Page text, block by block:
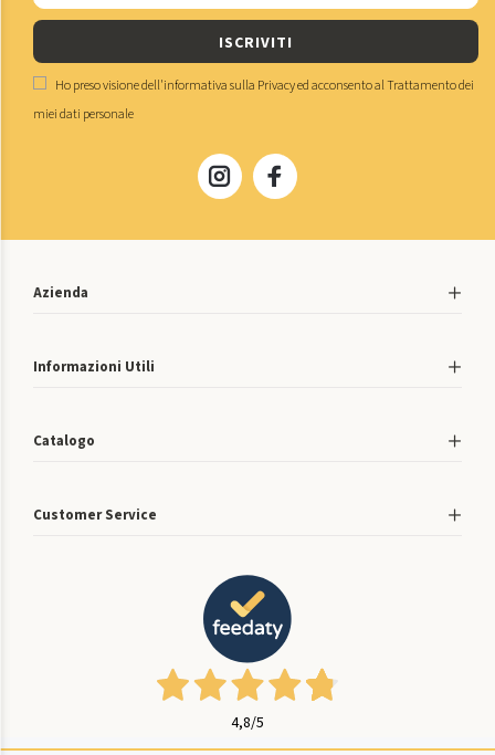
ISCRIVITI
Ho preso visione dell'informativa sulla Privacyed acconsento alTrattamento dei
miei dati personale
Azienda
Informazioni Utili
Catalogo
Customer Service
4,8/5